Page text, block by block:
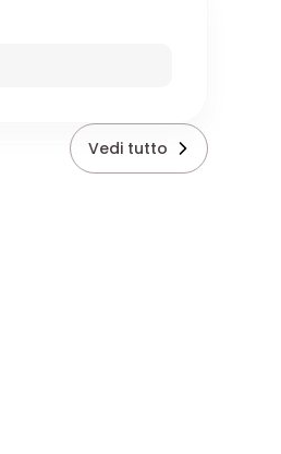
Vedi tutto